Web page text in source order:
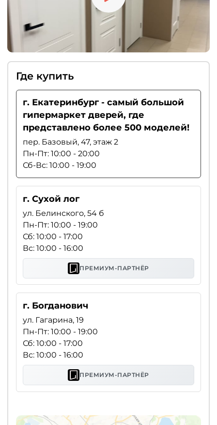
Где купить
г. Екатеринбург - самый большой
гипермаркет дверей, где
представлено более 500 моделей!
пер. Базовый, 47, этаж 2
Пн-Пт: 10:00 - 20:00
Сб-Вс: 10:00 - 19:00
г. Сухой лог
ул. Белинского, 54 б
Пн-Пт: 10:00 - 19:00
Сб: 10:00 - 17:00
Вс: 10:00 - 16:00
ПРЕМИУМ-ПАРТНЁР
г. Богданович
ул. Гагарина, 19
Пн-Пт: 10:00 - 19:00
Сб: 10:00 - 17:00
Вс: 10:00 - 16:00
ПРЕМИУМ-ПАРТНЁР